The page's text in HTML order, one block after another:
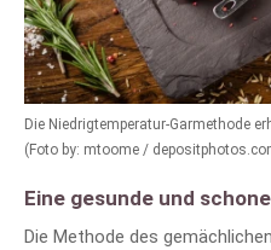
Die Niedrigtemperatur-Garmethode
(Foto by: mtoome /
Eine gesunde und
Die Methode des gemächlichen